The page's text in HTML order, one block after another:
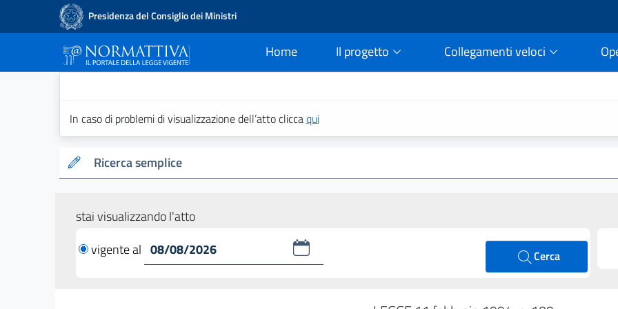
Presidenza del Consiglio dei Ministri
Home
current Il progetto Collegamenti veloci
In caso di problemi di visualizzazione dell’atto cliccaqui
Ricerca semplice
stai visualizzando l'atto
vigente al
Cerca